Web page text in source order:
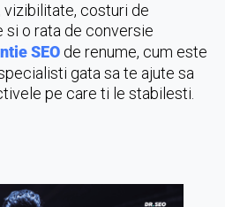
vizibilitate, costuri de
si o rata de conversie
SEO de renume, cum este
gata sa te ajute sa
pe care ti le stabilesti.